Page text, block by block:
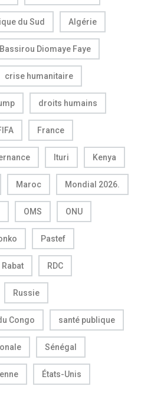
du Sud Algérie
Bassirou Diomaye Faye
crise humanitaire
droits humains
France
Ituri Kenya
Maroc Mondial 2026.
OMS ONU
Pastef
Rabat RDC
Russie
Congo santé publique
Sénégal
États-Unis